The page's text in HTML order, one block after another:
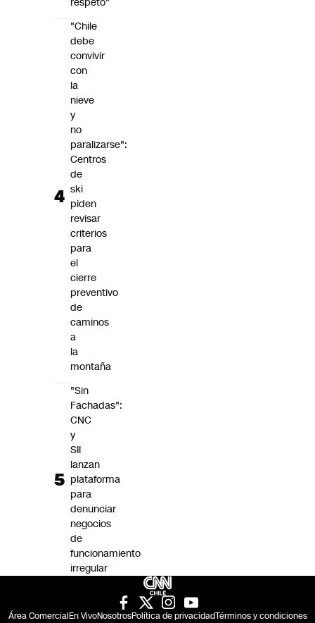
"Chile
debe
convivir
con
la
nieve
y
no
paralizarse":
Centros
de
ski
piden
revisar
criterios
para
el
cierre
preventivo
de
caminos
a
la
montaña
"Sin
Fachadas":
CNC
y
SII
lanzan
plataforma
para
denunciar
negocios
de
funcionamiento
irregular
Área ComercialEn VivoNosotrosPolítica de privacidadTérminos y condiciones